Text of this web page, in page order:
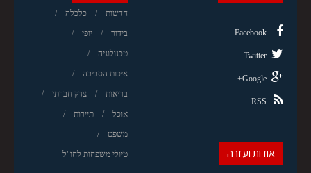
חדשות כלכלה
בידור יופי
טכנולוגיה
איכות הסביבה
בריאות צדק חברתי
אוכל תיירות
משפט
טיולי משפחות לחו"ל
Facebook
Twitter
Google+
RSS
אודות ועזרה